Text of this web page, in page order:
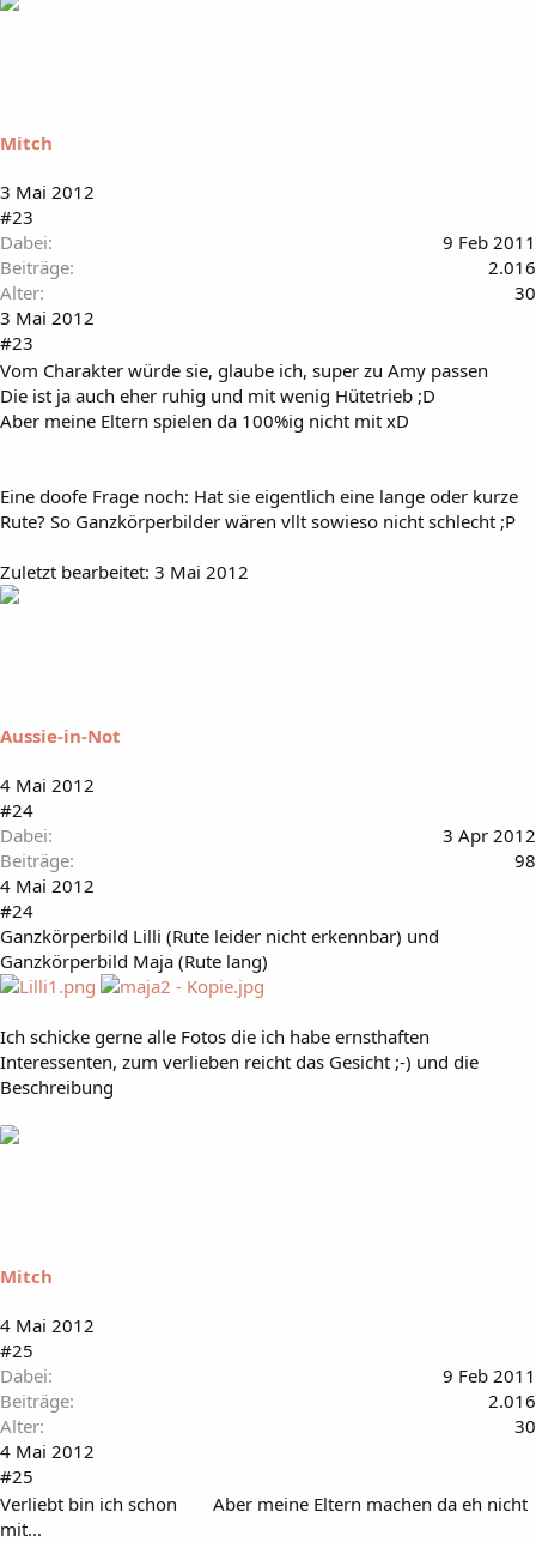
Mitch
3 Mai 2012
#23
Dabei
9 Feb 2011
Beiträge
2.016
Alter
30
3 Mai 2012
#23
Vom Charakter würde sie, glaube ich, super zu Amy passen
Die ist ja auch eher ruhig und mit wenig Hütetrieb ;D
Aber meine Eltern spielen da 100%ig nicht mit xD
Eine doofe Frage noch: Hat sie eigentlich eine lange oder kurze
Rute? So Ganzkörperbilder wären vllt sowieso nicht schlecht ;P
Zuletzt bearbeitet: 3 Mai 2012
Aussie-in-Not
4 Mai 2012
#24
Dabei
3 Apr 2012
Beiträge
98
4 Mai 2012
#24
Ganzkörperbild Lilli (Rute leider nicht erkennbar) und
Ganzkörperbild Maja (Rute lang)
Ich schicke gerne alle Fotos die ich habe ernsthaften
Interessenten, zum verlieben reicht das Gesicht ;-) und die
Beschreibung
Mitch
4 Mai 2012
#25
Dabei
9 Feb 2011
Beiträge
2.016
Alter
30
4 Mai 2012
#25
Verliebt bin ich schon
Aber meine Eltern machen da eh nicht
mit...